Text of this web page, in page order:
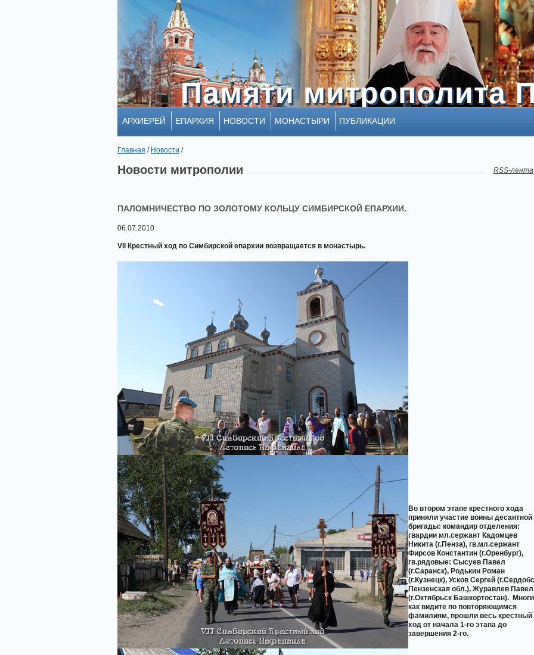
Памяти митрополита
Памяти митрополита
АРХИЕРЕЙ ЕПАРХИЯ НОВОСТИ МОНАСТЫРИ ПУБЛИКАЦИИ
Главная / Новости /
Новости митрополии RSS-лента
ПАЛОМНИЧЕСТВО ПО ЗОЛОТОМУ КОЛЬЦУ СИМБИРСКОЙ ЕПАРХИИ.
06.07.2010
VII Крестный ход по Симбирской епархии возвращается в монастырь.
Во втором этапе крестного хода
приняли участие воины десантной
бригады: командир отделения:
гвардии мл.сержант Кадомцев
Никита (г.Пенза), гв.мл.сержант
Фирсов Константин (г.Оренбург),
гв.рядовые: Сысуев Павел
(г.Саранск), Родькин Роман
(г.Кузнецк), Усков Сергей
Пензенская обл.), Журавлев Павел
(г.Октябрьск Башкортостан).
как видите по повторяющимся
фамилиям, прошли весь крестный
ход от начала 1-го этапа до
завершения 2-го.